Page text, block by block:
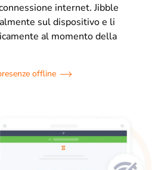
internet. Jibble
sul dispositivo e li
al momento della
offline